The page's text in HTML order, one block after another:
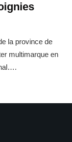
la province de
multimarque en